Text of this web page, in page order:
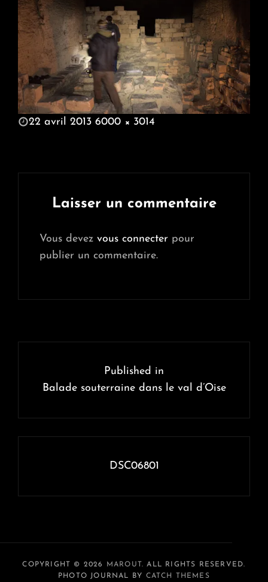
POSTED
22 avril 2013 6000 × 3014
Laisser un commentaire
Vous devez vous connecter pour
publier un commentaire.
l’article
Published in
Balade souterraine dans le val d’Oise
DSC06801
COPYRIGHT © 2026 MAROUT. ALL RIGHTS RESERVED.
PHOTO JOURNAL BY CATCH THEMES